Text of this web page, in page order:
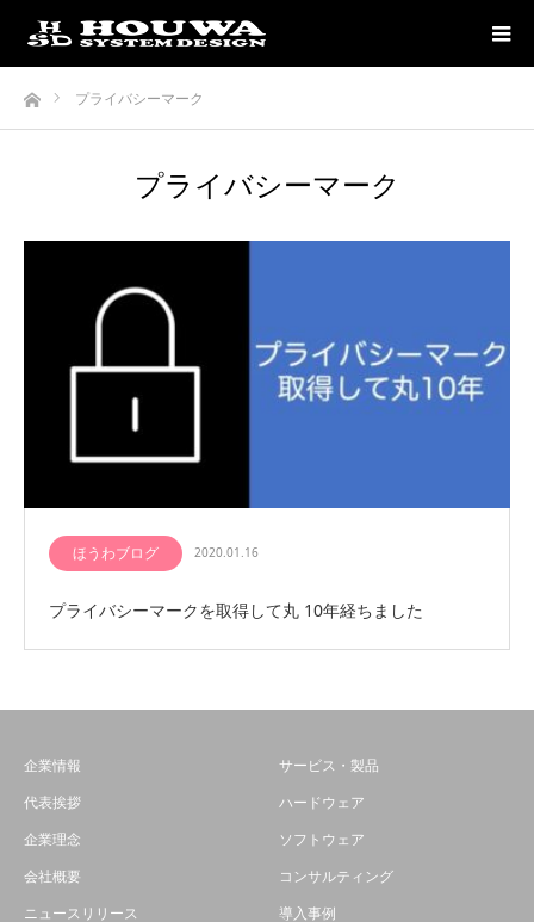
ホームプライバシーマーク
プライバシーマーク
ほうわブログ 2020.01.16
プライバシーマークを取得して丸 10年経ちました
企業情報
代表挨拶
企業理念
会社概要
ニュースリリース
サービス・製品
ハードウェア
ソフトウェア
コンサルティング
導入事例